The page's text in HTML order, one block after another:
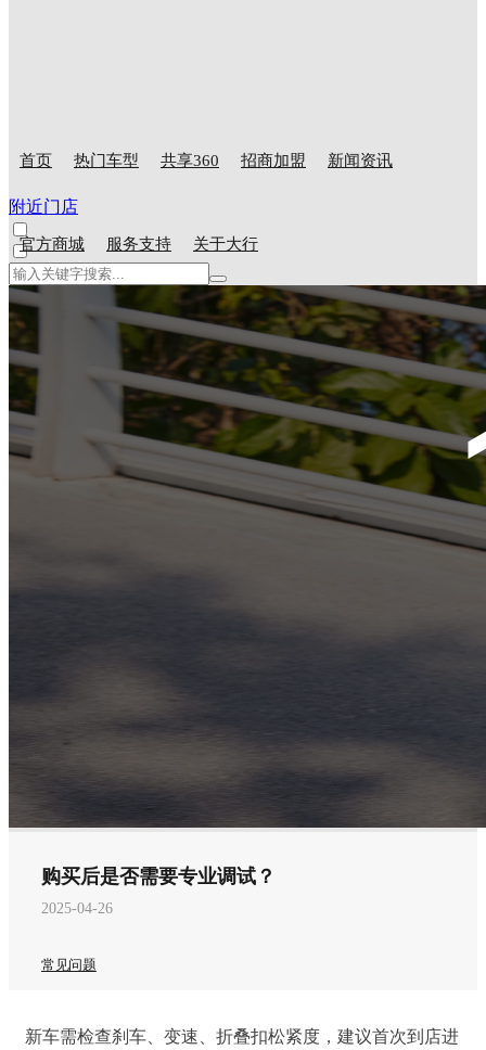
首页 热门车型 共享360 招商加盟 新闻资讯
官方商城 服务支持 关于大行
附近门店
购买后是否需要专业调试？
2025-04-26
常见问题
新车需检查刹车、变速、折叠扣松紧度，建议首次到店进